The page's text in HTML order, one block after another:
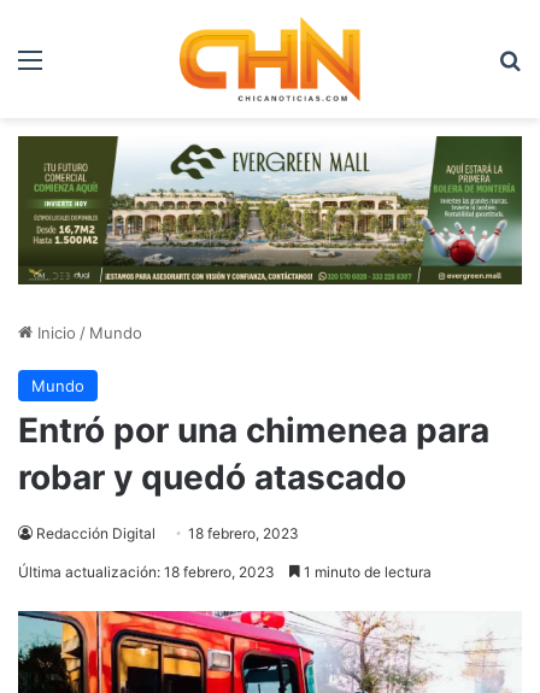
Menú
Inicio / Mundo
Mundo
Entró por una chimenea para
robar y quedó atascado
Redacción Digital 18 febrero, 2023
Última actualización: 18 febrero, 2023 1 minuto de lectura